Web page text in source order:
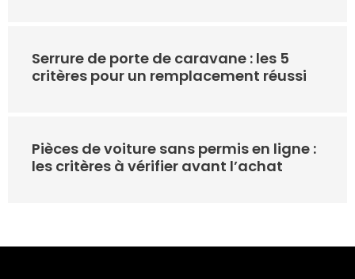
Serrure de porte de caravane : les 5
critères pour un remplacement réussi
Pièces de voiture sans permis en ligne :
les critères à vérifier avant l’achat